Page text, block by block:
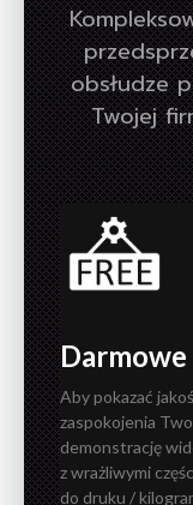
obsłudze
Twojej
Aby pokazać
zaspokojenia
demonstrację
z wrażliwymi
do druku /
Aby
drukarki w
potrzeb,